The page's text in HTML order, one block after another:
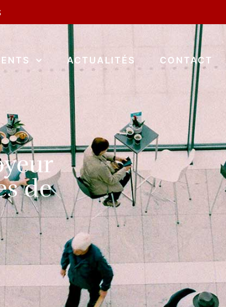
ACTUALITÉS CONTACT
de